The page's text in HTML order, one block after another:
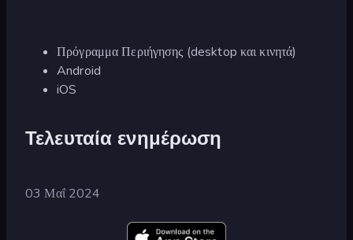
Πρόγραμμα Περιήγησης (desktop και κινητά)
Android
iOS
Τελευταία ενημέρωση
03 Μαΐ 2024